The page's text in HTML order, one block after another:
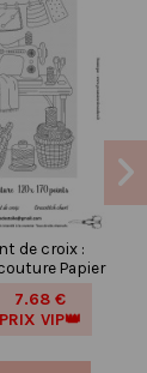
de croix :
Papier
7.68 €
PRIX VIP👑